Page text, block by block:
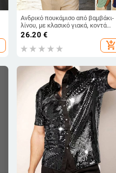
Ανδρικό πουκάμισο από βαμβάκι-
λίνου, με κλασικό γιακά, κοντά
μανίκια, μονόχρωμο, casual,
καλοκαίρι 2026
26.20 €
add_shopping_cart